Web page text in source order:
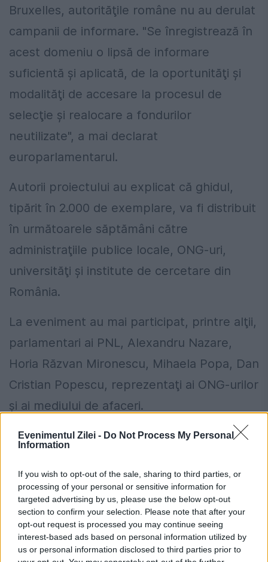
Evenimentul Zilei - Do Not Process My Personal
Information
If you wish to opt-out of the sale, sharing to third parties, or
processing of your personal or sensitive information for
targeted advertising by us, please use the below opt-out
section to confirm your selection. Please note that after your
opt-out request is processed you may continue seeing
interest-based ads based on personal information utilized by
us or personal information disclosed to third parties prior to
Bruxelles, autorităţile române nu au derulat
campanii de informare. "Se înregistrează în
acest domeniu o lipsă de informare
suficientă şi aplicată, de la oportunităţi şi
modalităţi de accesare la procesul de
selecţie şi realocare a fondurilor
neutilizate", a mai declarat
europarlamentarul.
Autorii proiectului au explicat că ghidul,
tipărit în 2.000 de exemplare, va fi distribuit
în următoarele săptămâni către
administraţiile publice locale, ONG-uri,
universităţi şi institute de cercetare din
România.
La eveniment au mai participat, printre alţii,
parlamentari ai PNL, Alexandru Nazare,
Horia Răzvan Mironescu, Mihaela Popa, Dan
Cristian Popescu, reprezentaţi ai ONG-urilor
şi ai mediului de afaceri.
Ai încă buletinul vechi? Data după care
este valabil
Populația nu va fi afectată de
eventualele limitări de consum de
energie. Cristian Bușoi: Nu se vor face